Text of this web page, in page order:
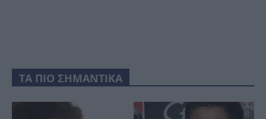
ΤΑ ΠΙΟ ΣΗΜΑΝΤΙΚΑ